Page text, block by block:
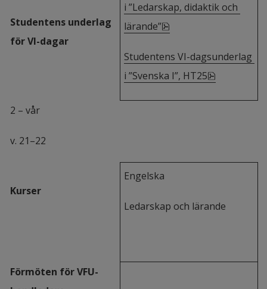
Studentens underlag
för VI-dagar
i ”Ledarskap, didaktik och
lärande”
Studentens VI-dagsunderlag
i ”Svenska I”, HT25
2 – vår
v. 21–22
Kurser
Engelska
Ledarskap och lärande
Förmöten för VFU-